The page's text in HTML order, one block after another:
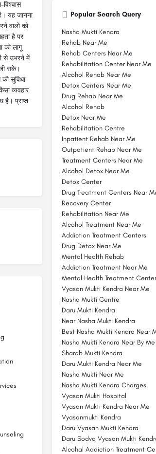
यह जानना
वालो को
है पर
को लागू
से उभरने में
सके।
सुविधा
व्यवहार
है। प्राप्त
Popular Search Query
Nasha Mukti Kendra
Rehab Near Me
Rehab Centers Near Me
Rehabilitation Center Near Me
Alcohol Rehab Near Me
Detox Centers Near Me
Drug Rehab Near Me
Alcohol Rehab
Detox Near Me
Rehabilitation Centre
Inpatient Rehab Near Me
Outpatient Rehab Near Me
Treatment Centers Near Me
Alcohol Detox Near Me
Detox Center
Drug Treatment Centers Near
Recovery Center
Rehabilitation Near Me
Alcohol Treatment Near Me
Addiction Treatment Centers
Drug Detox Near Me
Mental Health Rehab
Addiction Treatment Near Me
Mental Health Treatment
Vyasan Mukti Kendra Near Me
Nasha Mukti Centre
Daru Mukti Kendra
Near Nasha Mukti Kendra
Best Nasha Mukti Kendra Near
Nasha Mukti Kendra Near By Me
Sharab Mukti Kendra
Daru Mukti Kendra Near Me
Nasha Mukti Near Me
Nasha Mukti Kendra Charges
Vyasan Mukti Hospital
Vyasan Mukti Kendra Near Me
Vyasanmukti Kendra
Daru Vyasan Mukti Kendra
Daru Sodva Vyasan Mukti
Alcohal Addiction Treatment